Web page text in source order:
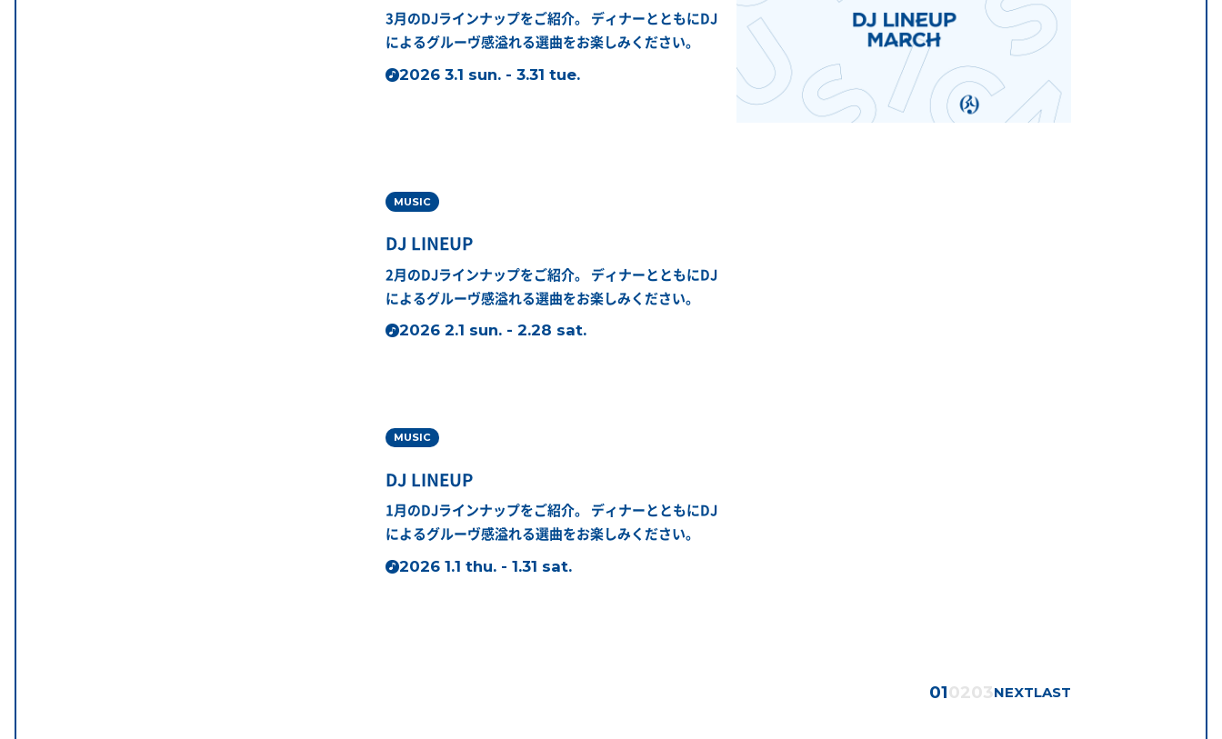
3月のDJラインナップをご紹介。
ディナーとともにDJ
によるグルーヴ感溢れる選曲をお楽しみください。
2026 3.1 sun. - 3.31 tue.
MUSIC
DJ LINEUP
2月のDJラインナップをご紹介。
ディナーとともにDJ
によるグルーヴ感溢れる選曲をお楽しみください。
2026 2.1 sun. - 2.28 sat.
MUSIC
DJ LINEUP
1月のDJラインナップをご紹介。
ディナーとともにDJ
によるグルーヴ感溢れる選曲をお楽しみください。
2026 1.1 thu. - 1.31 sat.
010203NEXTLAST